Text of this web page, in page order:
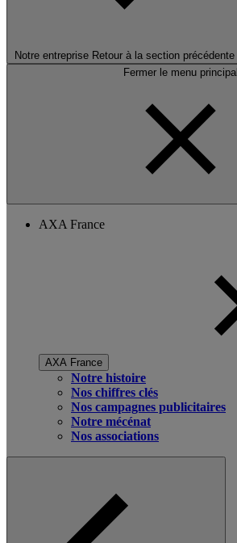
Notre entreprise Retour à la section précédente
Fermer le menu principal
AXA France
AXA France
Notre histoire
Nos chiffres clés
Nos campagnes publicitaires
Notre mécénat
Nos associations